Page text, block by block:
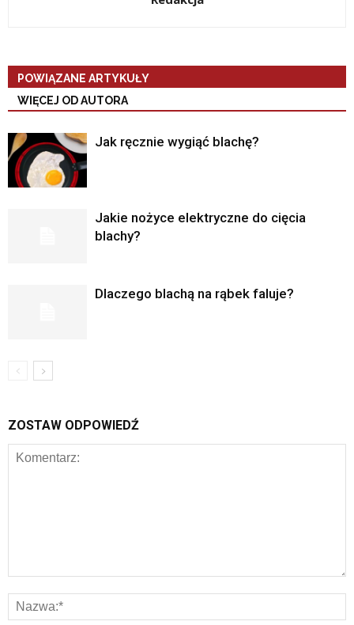
POWIĄZANE ARTYKUŁY
WIĘCEJ OD AUTORA
Jak ręcznie wygiąć blachę?
Jakie nożyce elektryczne do cięcia
blachy?
Dlaczego blachą na rąbek faluje?
ZOSTAW ODPOWIEDŹ